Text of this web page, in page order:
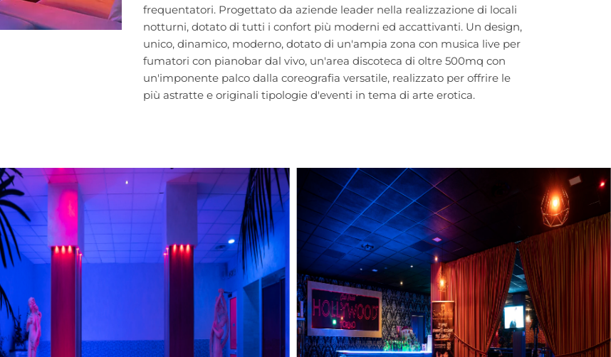
frequentatori. Progettato da aziende leader nella realizzazione di locali
notturni, dotato di tutti i confort più moderni ed accattivanti. Un design,
unico, dinamico, moderno, dotato di un'ampia zona con musica live per
fumatori con pianobar dal vivo, un'area discoteca di oltre 500mq con
un'imponente palco dalla coreografia versatile, realizzato per offrire le
più astratte e originali tipologie d'eventi in tema di arte erotica.